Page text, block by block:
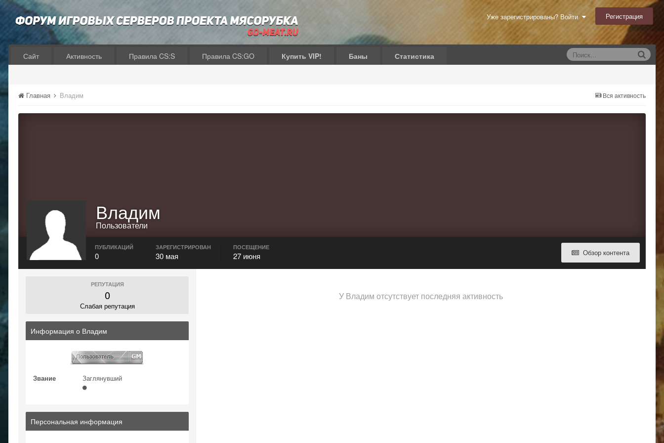
Уже зарегистрированы? Войти Регистрация
Сайт Активность Правила CS:S Правила CS:GO Купить VIP! Баны Статистика
Вся активность
Главная Владим
Владим
Пользователи
Обзор контента
ПУБЛИКАЦИЙ
0
ЗАРЕГИСТРИРОВАН
30 мая
ПОСЕЩЕНИЕ
27 июня
РЕПУТАЦИЯ
0
Слабая репутация
Информация о Владим
Звание Заглянувший
Персональная информация
У Владим отсутствует последняя активность